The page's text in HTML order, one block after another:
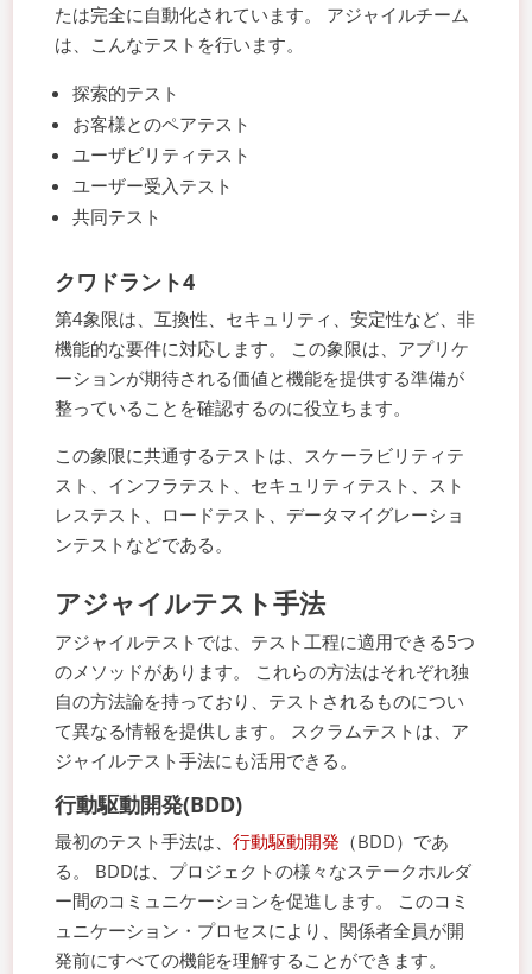
たは完全に自動化されています。 アジャイルチーム
は、こんなテストを行います。
探索的テスト
お客様とのペアテスト
ユーザビリティテスト
ユーザー受入テスト
共同テスト
クワドラント4
第4象限は、互換性、セキュリティ、安定性など、非
機能的な要件に対応します。 この象限は、アプリケ
ーションが期待される価値と機能を提供する準備が
整っていることを確認するのに役立ちます。
この象限に共通するテストは、スケーラビリティテ
スト、インフラテスト、セキュリティテスト、スト
レステスト、ロードテスト、データマイグレーショ
ンテストなどである。
アジャイルテスト手法
アジャイルテストでは、テスト工程に適用できる5つ
のメソッドがあります。 これらの方法はそれぞれ独
自の方法論を持っており、テストされるものについ
て異なる情報を提供します。 スクラムテストは、ア
ジャイルテスト手法にも活用できる。
行動駆動開発(BDD)
最初のテスト手法は、行動駆動開発 （BDD）であ
る。 BDDは、プロジェクトの様々なステークホルダ
ー間のコミュニケーションを促進します。 このコミ
ュニケーション・プロセスにより、関係者全員が開
発前にすべての機能を理解することができます。